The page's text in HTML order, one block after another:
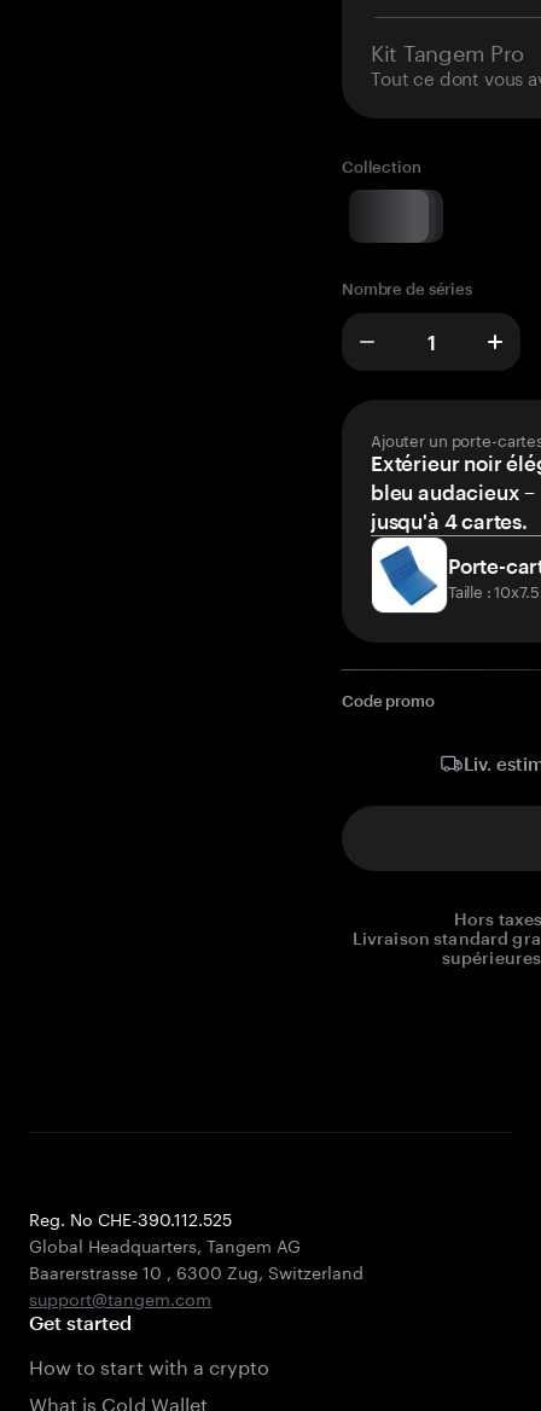
Kit Tangem Pro
Tout ce dont vous
Collection
Nombre de séries
Ajouter un porte-
Extérieur noir
bleu audacieux
jusqu'à 4 cartes.
Porte-
Taille :
Code promo
Liv.
Hors
Livraison standard
Reg. No CHE-390.112.525
Global Headquarters, Tangem AG
Baarerstrasse 10 , 6300 Zug, Switzerland
support@tangem.com
Get started
How to start with a crypto
What is Cold Wallet